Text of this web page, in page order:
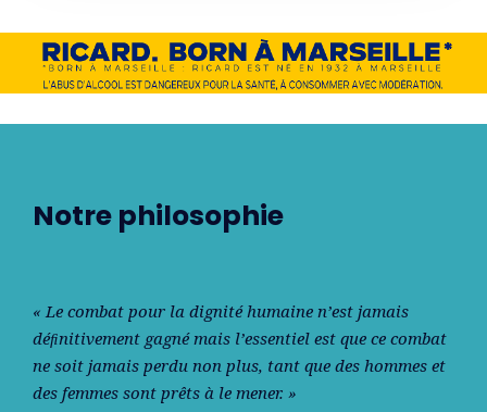
Notre philosophie
« Le combat pour la dignité humaine n’est jamais
déﬁnitivement gagné mais l’essentiel est que ce combat
ne soit jamais perdu non plus, tant que des hommes et
des femmes sont prêts à le mener. »